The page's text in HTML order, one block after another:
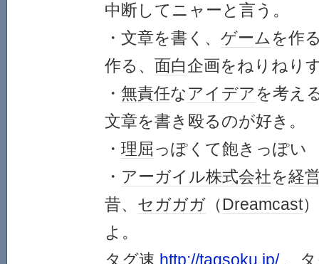
中断してニャーと言う。
・文章を書く、 ゲームを作
作る、 面白企画をねりねり
・ 無責任なアイデアを考え
文章を書き殴るのが好き。
・ 理屈っぽくて飽きっぽい
・ アーガイル株式会社を経
昔、 セガガガ （Dreamcast
よ。
タグ速 http://tagsoku.jp/、